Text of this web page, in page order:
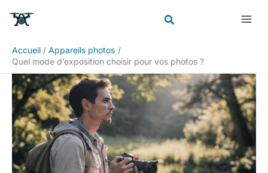
Accueil
Appareils photos
Quel mode d’exposition choisir pour vos photos ?